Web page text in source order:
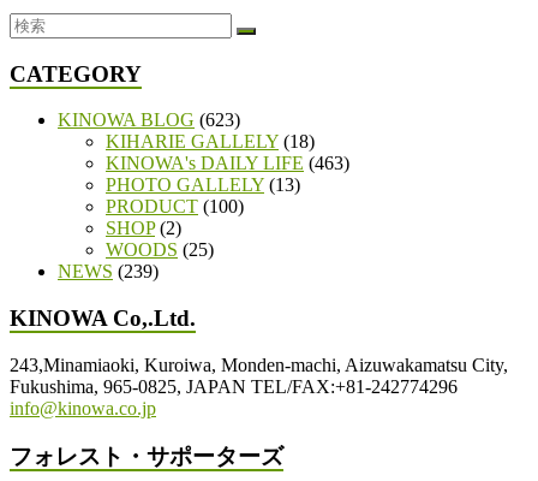
CATEGORY
KINOWA BLOG (623)
KIHARIE GALLELY (18)
KINOWA's DAILY LIFE (463)
PHOTO GALLELY (13)
PRODUCT (100)
SHOP(2)
WOODS (25)
NEWS (239)
KINOWA Co,.Ltd.
243,Minamiaoki, Kuroiwa, Monden-machi, Aizuwakamatsu City,
Fukushima, 965-0825, JAPAN TEL/FAX:+81-242774296
info@kinowa.co.jp
フォレスト・サポーターズ